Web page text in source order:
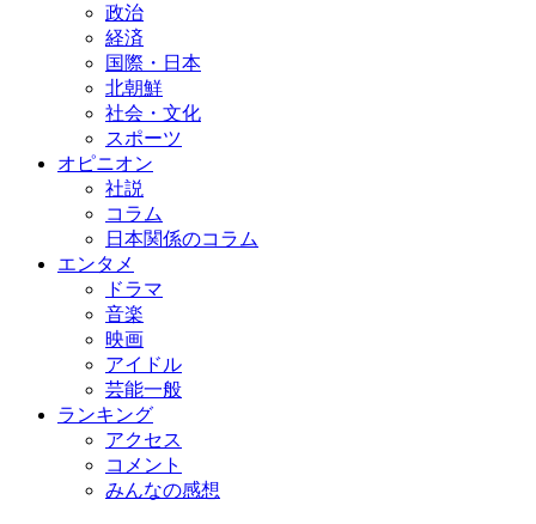
政治
経済
国際・日本
北朝鮮
社会・文化
スポーツ
オピニオン
社説
コラム
日本関係のコラム
エンタメ
ドラマ
音楽
映画
アイドル
芸能一般
ランキング
アクセス
コメント
みんなの感想